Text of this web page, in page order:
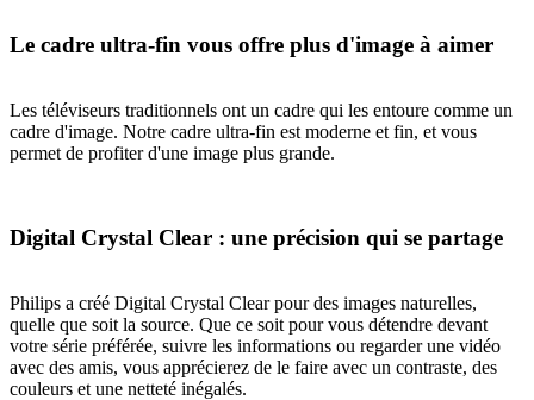
Le cadre ultra-fin vous offre plus d'image à aimer
Les téléviseurs traditionnels ont un cadre qui les entoure comme un
cadre d'image. Notre cadre ultra-fin est moderne et fin, et vous
permet de profiter d'une image plus grande.
Digital Crystal Clear : une précision qui se partage
Philips a créé Digital Crystal Clear pour des images naturelles,
quelle que soit la source. Que ce soit pour vous détendre devant
votre série préférée, suivre les informations ou regarder une vidéo
avec des amis, vous apprécierez de le faire avec un contraste, des
couleurs et une netteté inégalés.